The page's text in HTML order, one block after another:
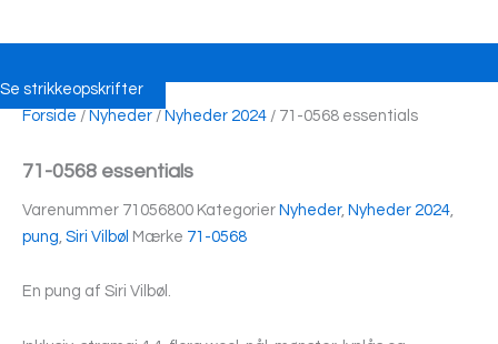
Se strikkeopskrifter
Forside / Nyheder / Nyheder 2024 / 71-0568 essentials
71-0568 essentials
Varenummer 71056800 Kategorier Nyheder, Nyheder 2024
pung Siri Vilbøl Mærke 71-0568
En pung af Siri Vilbøl.